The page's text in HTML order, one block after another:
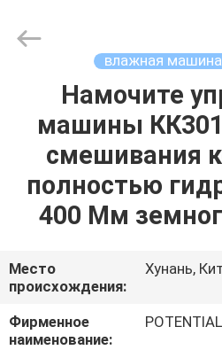
ПРОДУКТЫ
ПУТЕШЕСТВИЕ
ФАБРИКИ
Equipments
Incorporated
влажная
Намочите
машины
смешивания
полностью
400 Мм
Место
происхождения:
Хунань,
Фирменное
наименование:
POTENTIAL